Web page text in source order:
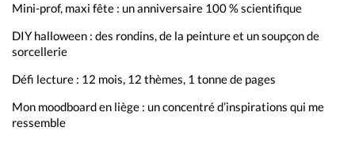
Mini-prof, maxi fête : un anniversaire 100 % scientifique
DIY halloween : des rondins, de la peinture et un soupçon de
sorcellerie
Défi lecture : 12 mois, 12 thèmes, 1 tonne de pages
Mon moodboard en liège : un concentré d’inspirations qui me
ressemble